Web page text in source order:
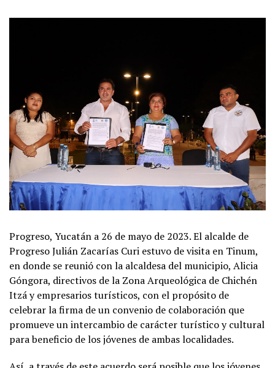
Progreso, Yucatán a 26 de mayo de 2023. El alcalde de
Progreso Julián Zacarías Curi estuvo de visita en Tinum,
en donde se reunió con la alcaldesa del municipio, Alicia
Góngora, directivos de la Zona Arqueológica de Chichén
Itzá y empresarios turísticos, con el propósito de
celebrar la firma de un convenio de colaboración que
promueve un intercambio de carácter turístico y cultural
para beneficio de los jóvenes de ambas localidades.